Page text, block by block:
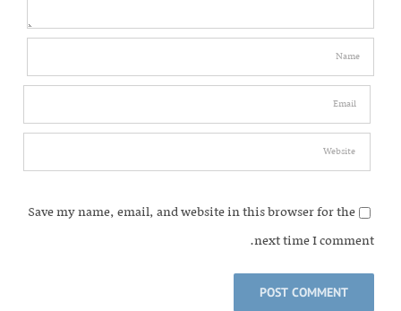
Save my name, email, and website in this browser for the
next time I comment.